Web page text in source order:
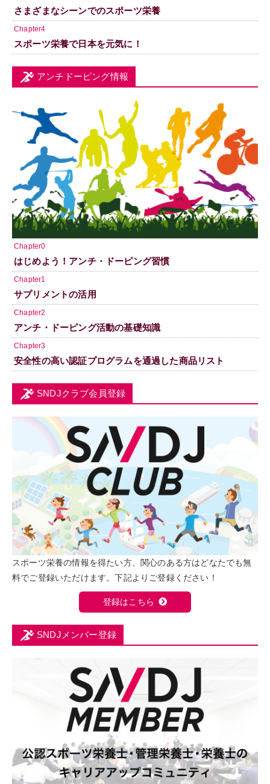
さまざまなシーンでのスポーツ栄養
Chapter4
スポーツ栄養で日本を元気に！
アンチドーピング情報
Chapter0
はじめよう！アンチ・ドーピング習慣
Chapter1
サプリメントの活用
Chapter2
アンチ・ドーピング活動の基礎知識
Chapter3
安全性の高い認証プログラムを通過した商品リスト
SNDJクラブ会員登録
スポーツ栄養の情報を得たい方、関心のある方はどなたでも無
料でご登録いただけます。下記よりご登録ください！
登録はこちら
SNDJメンバー登録